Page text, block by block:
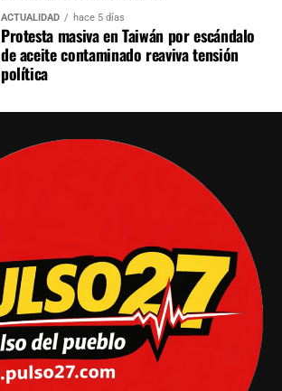
ACTUALIDAD hace 5 días
Protesta masiva en Taiwán por escándalo
de aceite contaminado reaviva tensión
política